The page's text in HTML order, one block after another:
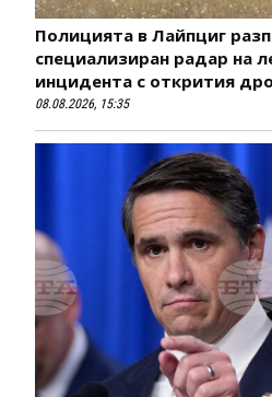
Полицията в Лайпциг
специализиран радар на
инцидента с открития
08.08.2026, 15:35